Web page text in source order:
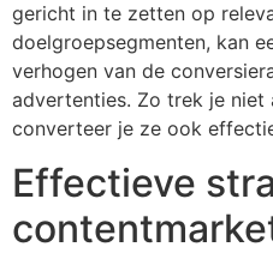
gericht in te zetten op
doelgroepsegmenten, kan
verhogen van de
advertenties. Zo trek je niet
converteer je ze ook
Effectieve